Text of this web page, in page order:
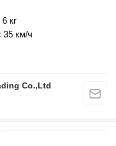
6 кг
35 км/ч
Co.,Ltd